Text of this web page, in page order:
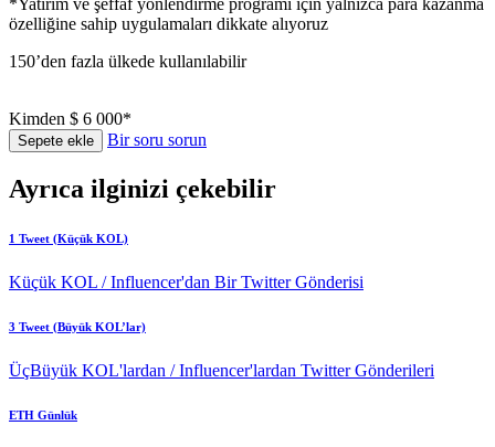
*Yatırım ve şeffaf yönlendirme programı için yalnızca para kazanma
özelliğine sahip uygulamaları dikkate alıyoruz
150’den fazla ülkede kullanılabilir
Kimden $ 6 000*
Sepete ekle Bir soru sorun
Ayrıca ilginizi çekebilir
1 Tweet (Küçük KOL)
Küçük KOL / Influencer'dan Bir Twitter Gönderisi
3 Tweet (Büyük KOL’lar)
ÜçBüyük KOL'lardan / Influencer'lardan Twitter Gönderileri
ETH Günlük